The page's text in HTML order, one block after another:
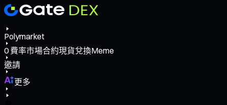
Polymarket
0費率市場合約現貨兌換Meme
邀請
更多